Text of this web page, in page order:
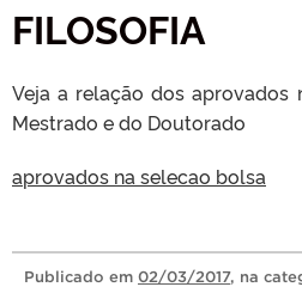
FILOSOFIA
Veja a relação dos aprovados
Mestrado e do Doutorado
aprovados na selecao bolsa
Publicado em 02/03/2017, na